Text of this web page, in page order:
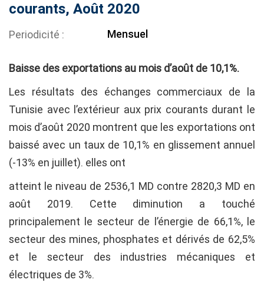
courants, Août 2020
Periodicité Mensuel
Baisse des exportations au mois d’août de 10,1%.
Les résultats des échanges commerciaux de la
Tunisie avec l’extérieur aux prix courants durant le
mois d’août 2020 montrent que les exportations ont
baissé avec un taux de 10,1% en glissement annuel
(-13% en juillet). elles ont
atteint le niveau de 2536,1 MD contre 2820,3 MD en
août 2019. Cette diminution a touché
principalement le secteur de l’énergie de 66,1%, le
secteur des mines, phosphates et dérivés de 62,5%
et le secteur des industries mécaniques et
électriques de 3%.